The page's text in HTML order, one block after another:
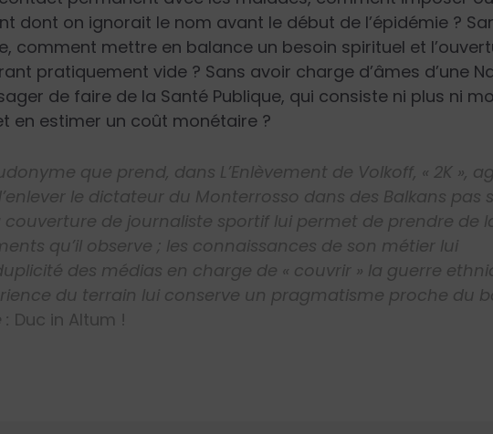
dont on ignorait le nom avant le début de l’épidémie ?
comment mettre en balance un besoin spirituel et
pratiquement vide ? Sans avoir charge d’âmes d’une
de faire de la Santé Publique, qui consiste ni plus ni
en estimer un coût monétaire ?
que prend, dans L’Enlèvement de Volkoff, « 2K »,
le dictateur du Monterrosso dans des Balkans pas
couverture de journaliste sportif lui permet de prendre de
qu’il observe ; les connaissances de son métier lui
des médias en charge de « couvrir » la guerre
du terrain lui conserve un pragmatisme proche du
Duc in Altum !